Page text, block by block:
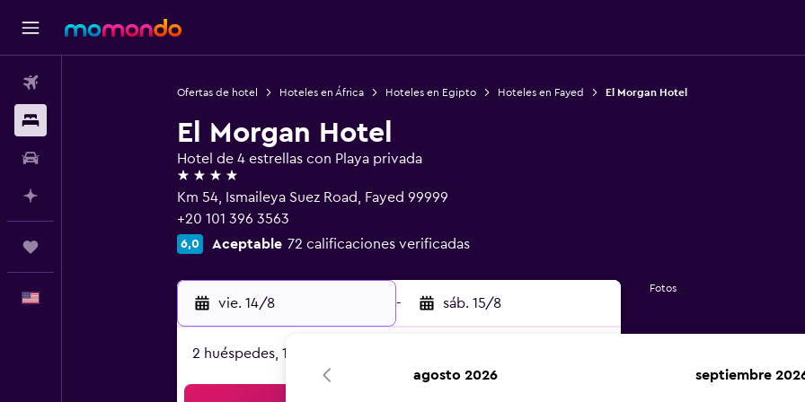
Ofertas de hotel Hoteles en África Hoteles en Egipto Hoteles en Fayed El Morgan Hotel
El Morgan Hotel
Hotel de 4 estrellas con Playa privada
4 estrellas
Km 54, Ismaileya Suez Road, Fayed 99999
+20 101 396 3563
6,0 Aceptable 72 calificaciones verificadas
vie. 14/8 - sáb. 15/8
2 huéspedes, 1 habitación
Fotos
agosto 2026 septiembre